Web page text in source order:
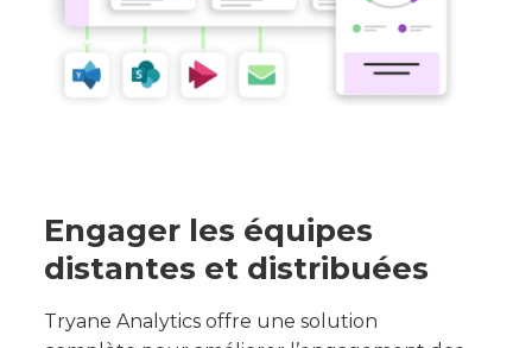
Engager les équipes
distantes et distribuées
Tryane Analytics offre une solution